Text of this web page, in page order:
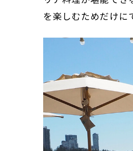
を楽しむためだけに